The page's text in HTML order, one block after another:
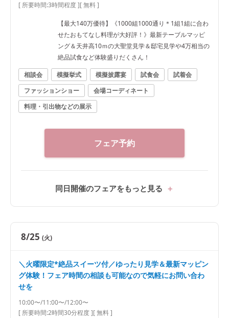
[ 所要時間:3時間程度][ 無料 ]
【最大140万優待】《1000組1000通り＊1組1組に合わ
せたおもてなし料理が大好評！》最新テーブルマッピ
ング＆天井高10ｍの大聖堂見学＆邸宅見学や4万相当の
絶品試食など体験盛りだくさん！
相談会
模擬挙式 模擬披露宴 試食会
試着会
ファッションショー
会場コーディネート
料理・引出物などの展示
フェア予約
同日開催のフェアをもっと見る
8/25 (火)
＼火曜限定*絶品スイーツ付／ゆったり見学＆最新マッピン
グ体験！フェア時間の相談も可能なので気軽にお問い合わ
せを
10:00〜/11:00〜/12:00〜
[ 所要時間:2時間30分程度][ 無料 ]